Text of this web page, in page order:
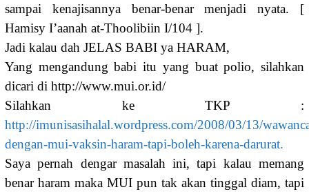
sampai kenajisannya benar-benar menjadi nyata. [
Hamisy I’aanah at-Thoolibiin I/104 ].
Jadi kalau dah JELAS BABI ya HARAM,
Yang mengandung babi itu yang buat polio, silahkan
dicari di http://www.mui.or.id/
Silahkan ke TKP :
http://imunisasihalal.wordpress.com/2008/03/13/
dengan-mui-vaksin-haram-tapi-boleh-karena-darurat.
Saya pernah dengar masalah ini, tapi kalau memang
benar haram maka MUI pun tak akan tinggal diam, tapi